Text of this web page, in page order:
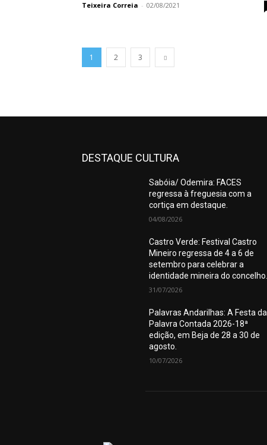
Teixeira Correia - 02/08/2021
1 2 3
DESTAQUE CULTURA
Sabóia/ Odemira: FACES
regressa à freguesia com a
cortiça em destaque.
04/08/2026
Castro Verde: Festival Castro
Mineiro regressa de 4 a 6 de
setembro para celebrar a
identidade mineira do concelho.
31/07/2026
Palavras Andarilhas: A Festa da
Palavra Contada 2026-18ª
edição, em Beja de 28 a 30 de
agosto.
10/07/2026